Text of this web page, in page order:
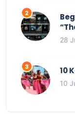
28
10
10